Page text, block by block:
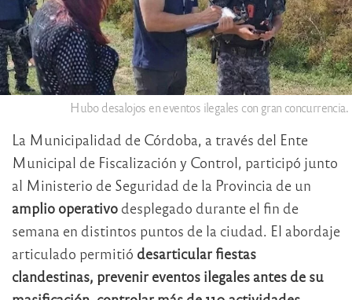
Hubo desalojos en eventos ilegales con gran concurrencia.
La Municipalidad de Córdoba, a través del Ente
Municipal de Fiscalización y Control, participó junto
al Ministerio de Seguridad de la Provincia de un
amplio operativo desplegado durante el fin de
semana en distintos puntos de la ciudad. El abordaje
articulado permitió desarticular fiestas
clandestinas, prevenir eventos ilegales antes de su